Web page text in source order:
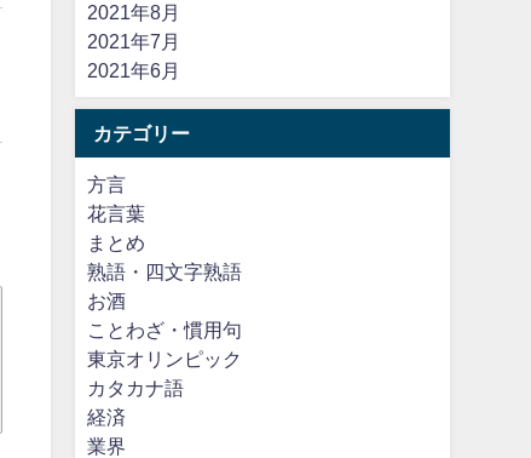
2021年8月
2021年7月
2021年6月
カテゴリー
方言
花言葉
まとめ
熟語・四文字熟語
お酒
ことわざ・慣用句
東京オリンピック
カタカナ語
経済
業界